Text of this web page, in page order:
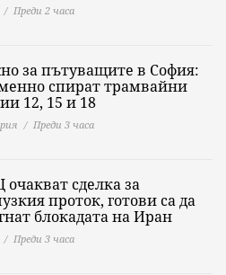
Преди 2 часа
за пътуващите в София:
спират трамвайни
12, 15 и 18
Преди 3 часа
сделка за
проток, готови са да
блокадата на Иран
Преди 3 часа